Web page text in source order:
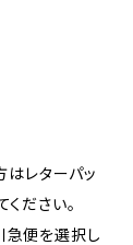
はレターパッ
ださい。
急便を選択し